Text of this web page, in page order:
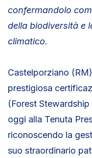
confermandolo
della biodiversità e
climatico.
Castelporziano
prestigiosa
(Forest
oggi alla Tenuta
riconoscendo la
suo straordinario